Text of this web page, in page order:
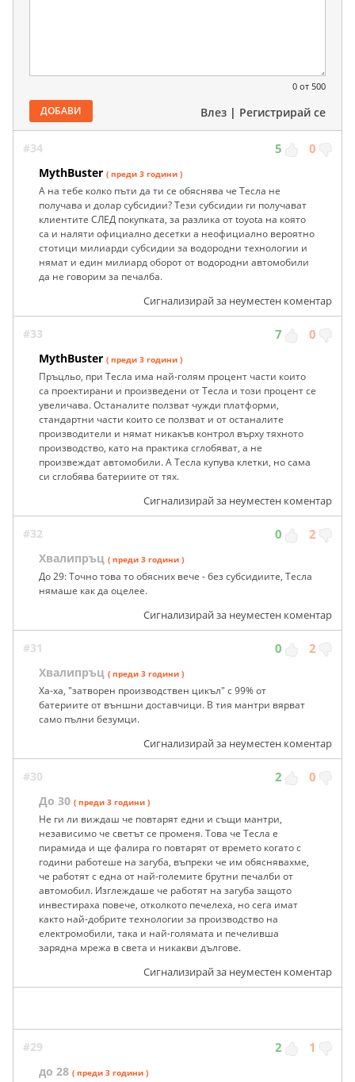
0 от 500
ДОБАВИ Влез | Регистрирай се
#34 5 0
MythBuster ( преди 3 години )
А на тебе колко пъти да ти се обяснява че Тесла не
получава и долар субсидии? Тези субсидии ги получават
клиентите СЛЕД покупката, за разлика от toyota на която
са и наляти официално десетки а неофициално вероятно
стотици милиарди субсидии за водородни технологии и
нямат и един милиард оборот от водородни автомобили
да не говорим за печалба.
Сигнализирай за неуместен коментар
#33 7 0
MythBuster ( преди 3 години )
Пръцльо, при Тесла има най-голям процент части които
са проектирани и произведени от Тесла и този процент се
увеличава. Останалите ползват чужди платформи,
стандартни части които се ползват и от останалите
производители и нямат никакъв контрол върху тяхното
производство, като на практика сглобяват, а не
произвеждат автомобили. А Тесла купува клетки, но сама
си сглобява батериите от тях.
Сигнализирай за неуместен коментар
#32 0 2
Хвалипръц ( преди 3 години )
До 29: Точно това то обясних вече - без субсидиите, Тесла
нямаше как да оцелее.
Сигнализирай за неуместен коментар
#31 0 2
Хвалипръц ( преди 3 години )
Ха-ха, "затворен производствен цикъл" с 99% от
батериите от външни доставчици. В тия мантри вярват
само пълни безумци.
Сигнализирай за неуместен коментар
#30 2 0
До 30 ( преди 3 години )
Не ги ли виждаш че повтарят едни и същи мантри,
независимо че светът се променя. Това че Тесла е
пирамида и ще фалира го повтарят от времето когато с
години работеше на загуба, въпреки че им обяснявахме,
че работят с една от най-големите брутни печалби от
автомобил. Изглеждаше че работят на загуба защото
инвестираха повече, отколкото печелеха, но сега имат
както най-добрите технологии за производство на
електромобили, така и най-голямата и печеливша
зарядна мрежа в света и никакви дългове.
Сигнализирай за неуместен коментар
#29 2 1
до 28 ( преди 3 години )